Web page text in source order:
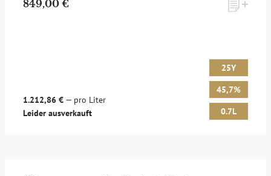
849,00 €
1.212,86 € — pro Liter
Leider ausverkauft
25Y
45,7%
0.7L